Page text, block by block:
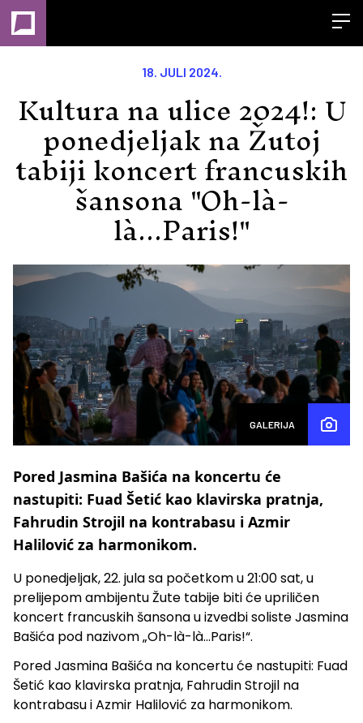
18. JULI 2024.
Kultura na ulice 2024!: U
ponedjeljak na Žutoj
tabiji koncert francuskih
šansona "Oh-là-
là...Paris!"
GALERIJA
Pored Jasmina Bašića na koncertu će
nastupiti: Fuad Šetić kao klavirska pratnja,
Fahrudin Strojil na kontrabasu i Azmir
Halilović za harmonikom.
U ponedjeljak, 22. jula sa početkom u 21:00 sat, u
prelijepom ambijentu Žute tabije biti će upriličen
koncert francuskih šansona u izvedbi soliste Jasmina
Bašića pod nazivom „Oh-là-là...Paris!“.
Pored Jasmina Bašića na koncertu će nastupiti: Fuad
Šetić kao klavirska pratnja, Fahrudin Strojil na
kontrabasu i Azmir Halilović za harmonikom.